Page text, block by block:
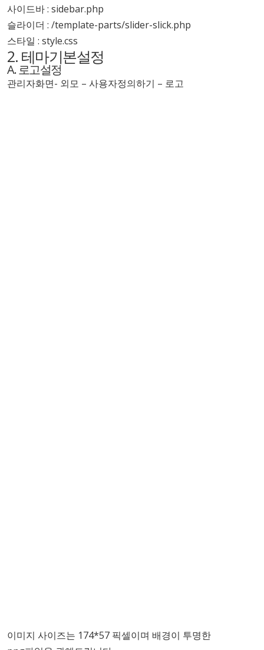
사이드바 : sidebar.php
슬라이더 : /template-parts/slider-slick.php
스타일 : style.css
2. 테마기본설정
A. 로고설정
관리자화면- 외모 – 사용자정의하기 – 로고
이미지 사이즈는 174*57 픽셀이며 배경이 투명한